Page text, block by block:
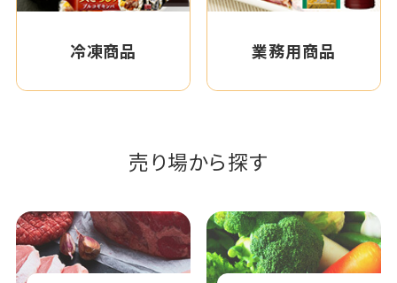
冷凍商品 業務用商品
売り場から探す